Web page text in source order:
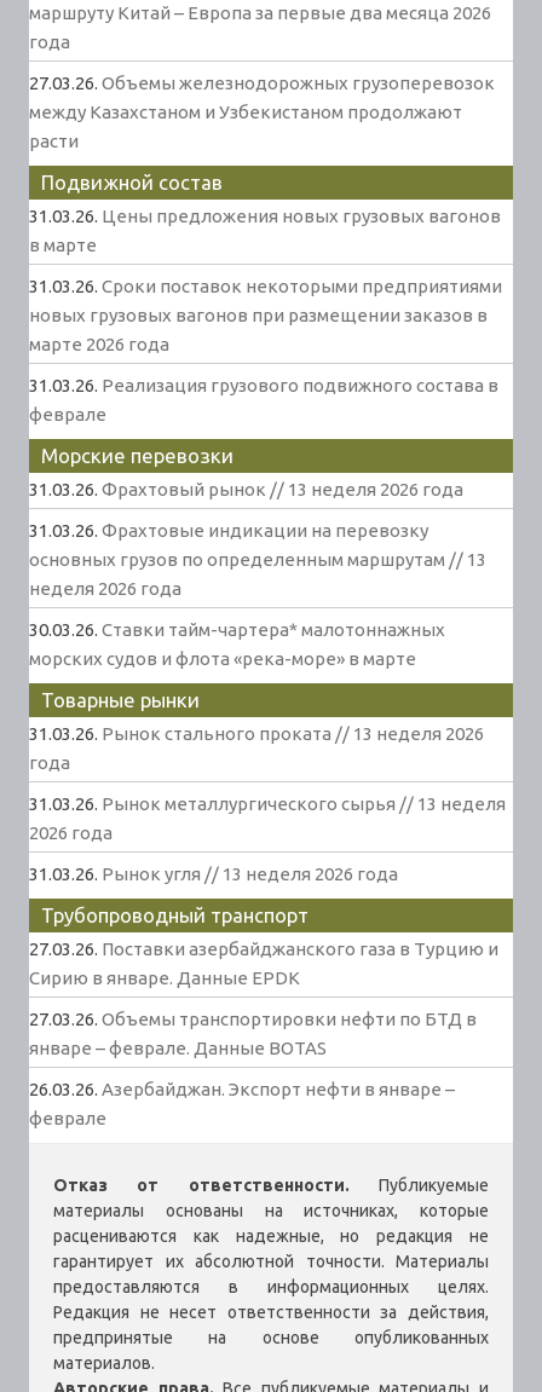
маршруту Китай – Европа за первые два месяца 2026
года
27.03.26. Объемы железнодорожных грузоперевозок
между Казахстаном и Узбекистаном продолжают
расти
Подвижной состав
31.03.26. Цены предложения новых грузовых вагонов
в марте
31.03.26. Сроки поставок некоторыми предприятиями
новых грузовых вагонов при размещении заказов в
марте 2026 года
31.03.26. Реализация грузового подвижного состава в
феврале
Морские перевозки
31.03.26. Фрахтовый рынок // 13 неделя 2026 года
31.03.26. Фрахтовые индикации на перевозку
основных грузов по определенным маршрутам // 13
неделя 2026 года
30.03.26. Ставки тайм-чартера* малотоннажных
морских судов и флота «река-море» в марте
Товарные рынки
31.03.26. Рынок стального проката // 13 неделя 2026
года
31.03.26. Рынок металлургического сырья // 13 неделя
2026 года
31.03.26. Рынок угля // 13 неделя 2026 года
Трубопроводный транспорт
27.03.26. Поставки азербайджанского газа в Турцию и
Сирию в январе. Данные EPDK
27.03.26. Объемы транспортировки нефти по БТД в
январе – феврале. Данные BOTAS
26.03.26. Азербайджан. Экспорт нефти в январе –
феврале
Отказ от ответственности. Публикуемые
материалы основаны на источниках, которые
расцениваются как надежные, но редакция не
гарантирует их абсолютной точности. Материалы
предоставляются в информационных целях.
Редакция не несет ответственности за действия,
предпринятые на основе опубликованных
материалов.